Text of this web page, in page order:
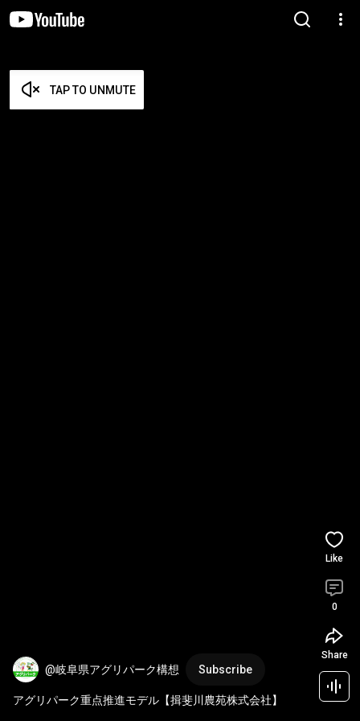
TAP TO UNMUTE
@岐阜県アグリパーク構想 Subscribe
アグリパーク重点推進モデル【揖斐川農苑株式会社】
Like
0
Share